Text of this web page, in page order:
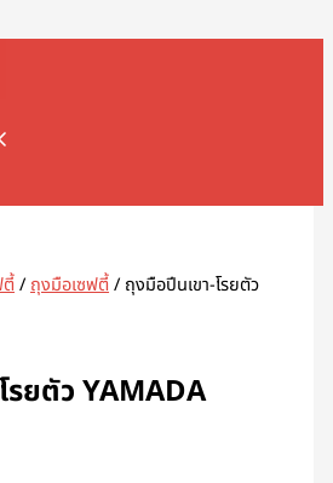
/ถุงมือเซฟตี้/ ถุงมือปีนเขา-โรยตัว
รยตัว YAMADA